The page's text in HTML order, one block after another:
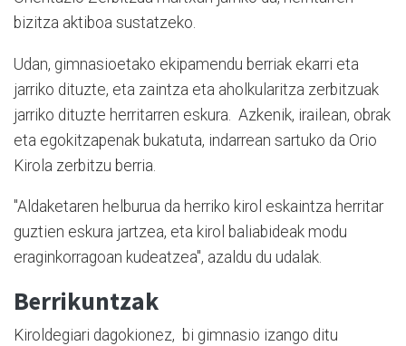
bizitza aktiboa sustatzeko.
Udan, gimnasioetako ekipamendu berriak ekarri eta
jarriko dituzte, eta zaintza eta aholkularitza zerbitzuak
jarriko dituzte herritarren eskura. Azkenik, irailean, obrak
eta egokitzapenak bukatuta, indarrean sartuko da Orio
Kirola zerbitzu berria.
"Aldaketaren helburua da herriko kirol eskaintza herritar
guztien eskura jartzea, eta kirol baliabideak modu
eraginkorragoan kudeatzea", azaldu du udalak.
Berrikuntzak
Kiroldegiari dagokionez, bi gimnasio izango ditu